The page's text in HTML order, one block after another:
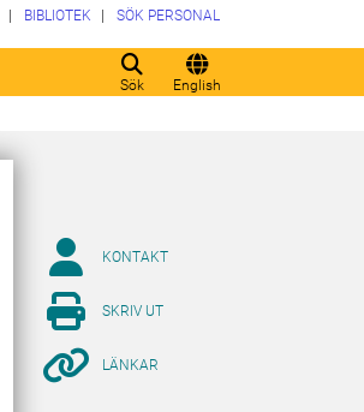
Sök English
BIBLIOTEK SÖK PERSONAL
KONTAKT
SKRIV UT
LÄNKAR